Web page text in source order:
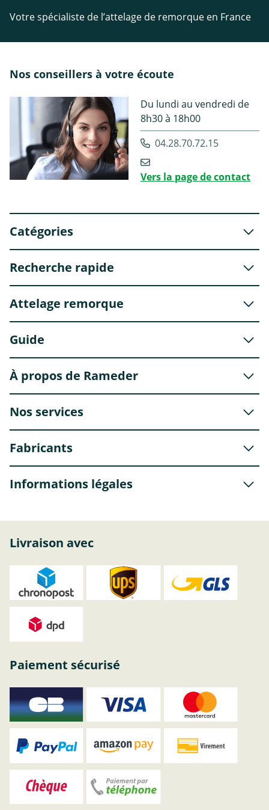
Votre spécialiste de l’attelage de remorque en France
Nos conseillers à votre écoute
Du lundi au vendredi de
8h30 à 18h00
04.28.70.72.15
Vers la page de contact
Catégories
Recherche rapide
Attelage remorque
Guide
À propos de Rameder
Nos services
Fabricants
Informations légales
Livraison avec
Paiement sécurisé